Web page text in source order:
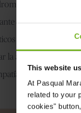
This website
At Pasqual
related to your
cookies"
de sobrecarga?
las diferentes
para las
la autonomía de la
con la persona